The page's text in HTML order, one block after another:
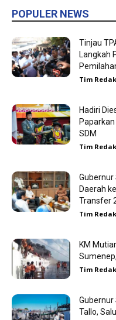
POPULER NEWS
Tinjau
Langkah
Tim
Hadiri
SDM
Tim
Gubernur
Daerah
Transfer
Tim
KM
Tim
Gubernur
Tallo,